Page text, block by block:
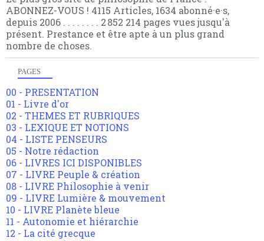
ABONNEZ-VOUS ! 4115 Articles, 1634 abonné·e·s,
depuis 2006 . . . . . . . . 2 852 214 pages vues jusqu'à
présent. Prestance et être apte à un plus grand
nombre de choses.
PAGES
00 - PRESENTATION
01 - Livre d'or
02 - THEMES ET RUBRIQUES
03 - LEXIQUE ET NOTIONS
04 - LISTE PENSEURS
05 - Notre rédaction
06 - LIVRES ICI DISPONIBLES
07 - LIVRE Peuple & création
08 - LIVRE Philosophie à venir
09 - LIVRE Lumière & mouvement
10 - LIVRE Planète bleue
11 - Autonomie et hiérarchie
12 - La cité grecque